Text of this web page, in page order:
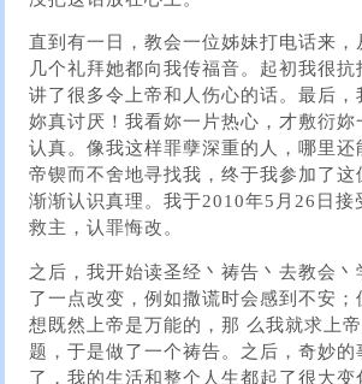
直到有一日，教会一位姊妹打电话来，
几个礼拜她都向我传福音。起初我很抗
讲了很多令上帝和人伤心的话。最后，
妳真讨厌！我看妳一片热心，才敷衍妳
认真。像我这样罪孽深重的人，哪里还
帝锲而不舍地寻找我，终于我参加了这
渐渐认识真理。我于2010年5月26日接
救主，认罪悔改。
之后，我开始读圣经丶祷告丶去教会
了一点改变，例如撒谎时会感到不安
想既然上帝是万能的，那 么我就求上
题，于是做了一个祷告。之后，奇妙的
了，我的生活和整个人生都起了很大变